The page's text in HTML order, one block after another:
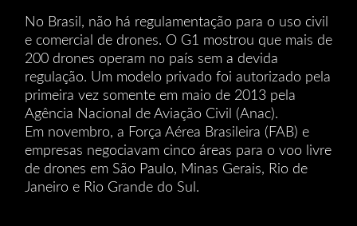
No Brasil, não há regulamentação para o uso civil
e comercial de drones. O G1 mostrou que mais de
200 drones operam no país sem a devida
regulação. Um modelo privado foi autorizado pela
primeira vez somente em maio de 2013 pela
Agência Nacional de Aviação Civil (Anac).
Em novembro, a Força Aérea Brasileira (FAB) e
empresas negociavam cinco áreas para o voo livre
de drones em São Paulo, Minas Gerais, Rio de
Janeiro e Rio Grande do Sul.